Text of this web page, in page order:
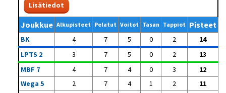
Lisätiedot
Joukkue Alkupisteet Pelatut Voitot Tasan Tappiot Pisteet
BK 4 7 5 0 2
14
LPTS 2
3 7 5 0 2
13
MBF 7
4 7 4 0 3
12
Wega 5
2 7 4 1 2
11